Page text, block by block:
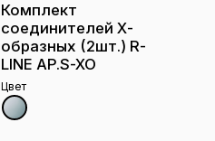
Комплект
соединителей Х-
образных (2шт.) R-
LINE AP.S-XO
Цвет